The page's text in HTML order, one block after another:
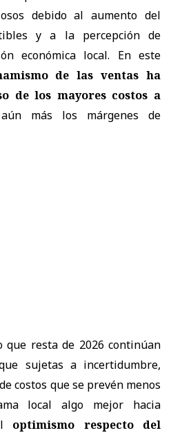
debido al aumento del
y a la percepción de
económica local. En este
de las ventas ha
de los mayores costos a
más los márgenes de
que resta de 2026 continúan
sujetas a incertidumbre,
costos que se prevén menos
local algo mejor hacia
optimismo respecto del